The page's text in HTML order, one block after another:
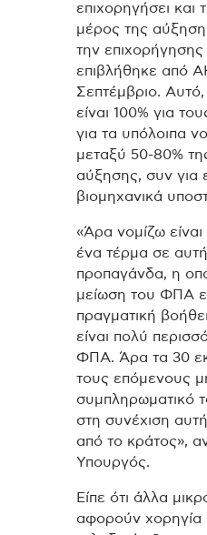
επιχορηγήσει και
μέρος της
την
επιβλήθηκε από
Σεπτέμβριο.
είναι 100% για
για τα υπόλοιπα
μεταξύ 50-80%
αύξησης, συν για
βιομηχανικά
«Άρα νομίζω είναι
ένα τέρμα σε
προπαγάνδα, η
μείωση του ΦΠΑ
πραγματική
είναι πολύ
ΦΠΑ. Άρα τα 30
τους επόμενους
συμπληρωματικό
στη συνέχιση
από το κράτος»,
Υπουργός.
Είπε ότι άλλα
αφορούν χορηγία